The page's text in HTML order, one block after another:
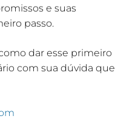
e suas
passo.
dar esse primeiro
com sua dúvida que